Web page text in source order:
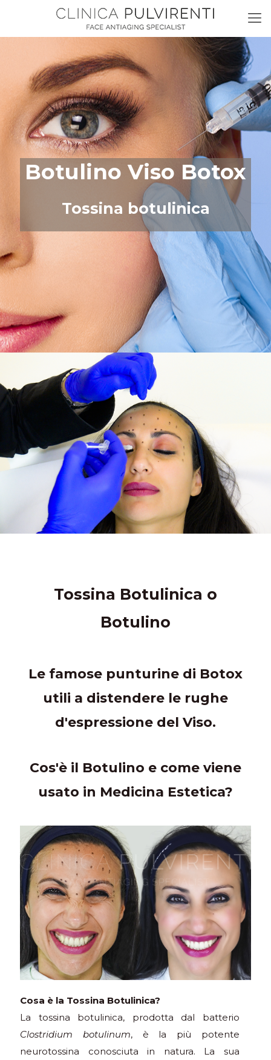
Botulino Viso Botox
Tossina botulinica
Tossina Botulinica o
Botulino
Le famose punturine di Botox
utili a distendere le rughe
d'espressione del Viso.
Cos'è il Botulino e come viene
usato in Medicina Estetica?
Cosa è la Tossina Botulinica?
La tossina botulinica, prodotta dal batterio
Clostridium botulinum, è la più potente
neurotossina conosciuta in natura. La sua